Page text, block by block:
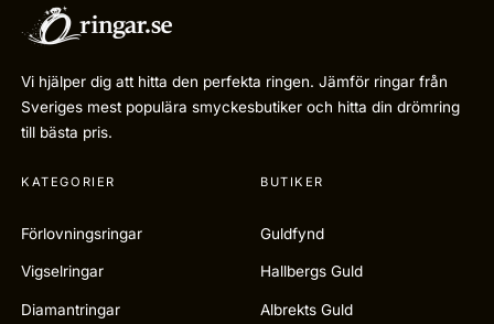
Vi hjälper dig att hitta den perfekta ringen. Jämför ringar från
Sveriges mest populära smyckesbutiker och hitta din drömring
till bästa pris.
KATEGORIER
Förlovningsringar
Vigselringar
Diamantringar
BUTIKER
Guldfynd
Hallbergs Guld
Albrekts Guld